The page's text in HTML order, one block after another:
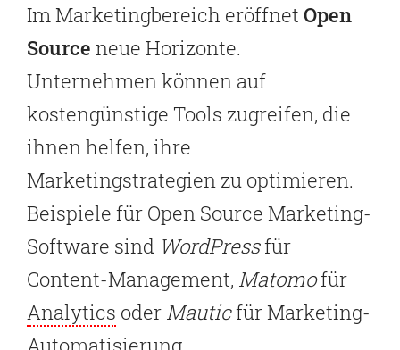
Im Marketingbereich eröffnet Open
Source neue Horizonte.
Unternehmen können auf
kostengünstige Tools zugreifen, die
ihnen helfen, ihre
Marketingstrategien zu optimieren.
Beispiele für Open Source Marketing-
Software sind WordPressfür
Content-Management, Matomofür
Analytics oder Mauticfür Marketing-
Automatisierung.